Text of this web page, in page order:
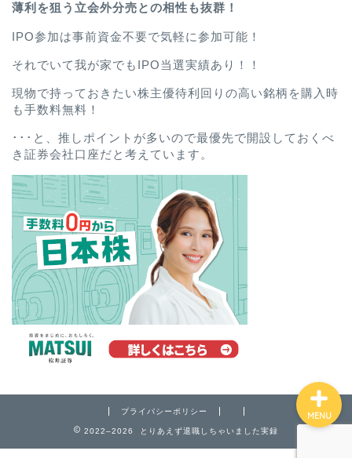
薄利を狙う立会外分売との相性も抜群！
IPO参加は事前資金不要で気軽に参加可能！
それでいて我が家でもIPO当選実績あり！！
現物で持っておきたい株主優待利回りの高い銘柄を購入時
も手数料無料！
･･･と、推しポイントが多いので最優先で開設しておくべ
き証券会社口座だと考えています。
プライバシーポリシー
2022–2026 とりあえず退職しちゃいました実録
MENU
プロフィール
お問い合わせ
プライバシーポリシー